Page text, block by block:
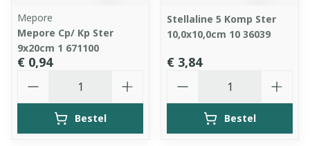
Mepore
Mepore Cp/ Kp Ster
9x20cm 1 671100
€ 0,94
Bestel
Stellaline 5 Komp Ster
10,0x10,0cm 10 36039
€ 3,84
Bestel